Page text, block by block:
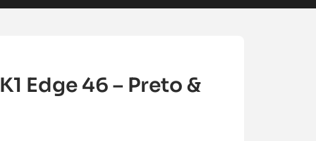
Edge 46 – Preto &